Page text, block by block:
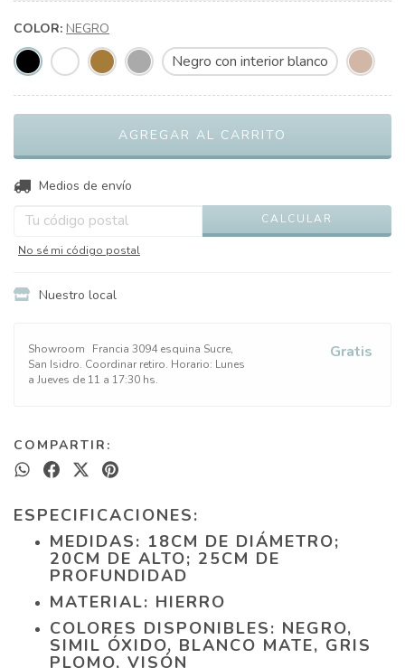
COLOR: NEGRO
Negro con interior blanco
Entregas para el CP:
Medios de envío
CALCULAR
No sé mi código postal
Nuestro local
Showroom
Francia 3094 esquina Sucre,
San Isidro. Coordinar retiro. Horario: Lunes
a Jueves de 11 a 17:30 hs.
Gratis
COMPARTIR:
ESPECIFICACIONES:
MEDIDAS: 18CM DE DIÁMETRO;
20CM DE ALTO; 25CM DE
PROFUNDIDAD
MATERIAL: HIERRO
COLORES DISPONIBLES: NEGRO,
SIMIL ÓXIDO, BLANCO MATE, GRIS
PLOMO, VISÓN